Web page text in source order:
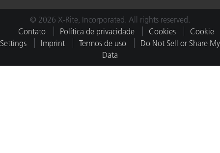
© 2026 X-Rite, Incorporated. All rights reserved.
Contato
Política de privacidade Cookies
Cookie
Settings
Imprint Termos de uso
Do Not Sell or Share My
Data